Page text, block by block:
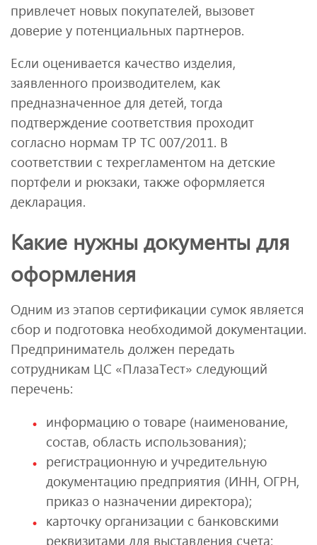
привлечет новых покупателей, вызовет
доверие у потенциальных партнеров.
Если оценивается качество изделия,
заявленного производителем, как
предназначенное для детей, тогда
подтверждение соответствия проходит
согласно нормам ТР ТС 007/2011. В
соответствии с техрегламентом на детские
портфели и рюкзаки, также оформляется
декларация.
Какие нужны документы для
оформления
Одним из этапов сертификации сумок является
сбор и подготовка необходимой документации.
Предприниматель должен передать
сотрудникам ЦС «ПлазаТест» следующий
перечень:
информацию о товаре (наименование,
состав, область использования);
регистрационную и учредительную
документацию предприятия (ИНН, ОГРН,
приказ о назначении директора);
карточку организации с банковскими
реквизитами для выставления счета;